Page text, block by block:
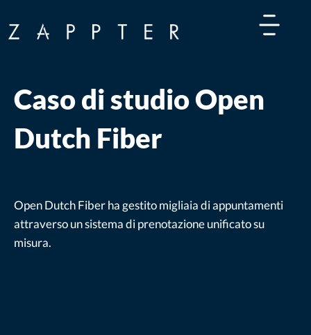
Caso di studio Open
Dutch Fiber
Open Dutch Fiber ha gestito migliaia di appuntamenti
attraverso un sistema di prenotazione unificato su
misura.